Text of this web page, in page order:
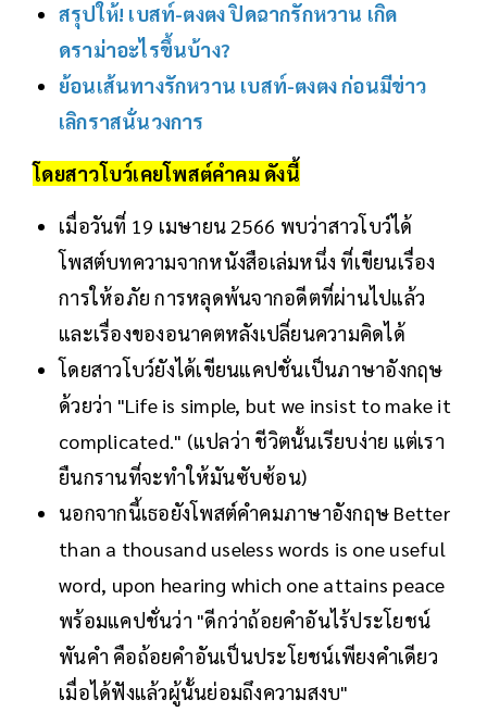
สรุปให้! เบสท์-ตงตง ปิดฉากรักหวาน เกิด
ดราม่าอะไรขึ้นบ้าง?
ย้อนเส้นทางรักหวาน เบสท์-ตงตง ก่อนมีข่าว
เลิกราสนั่นวงการ
โดยสาวโบว์เคยโพสต์คำคม ดังนี้
เมื่อวันที่ 19 เมษายน 2566 พบว่าสาวโบว์ได้
โพสต์บทความจากหนังสือเล่มหนึ่ง ที่เขียนเรื่อง
การให้อภัย การหลุดพ้นจากอดีตที่ผ่านไปแล้ว
และเรื่องของอนาคตหลังเปลี่ยนความคิดได้
โดยสาวโบว์ยังได้เขียนแคปชั่นเป็นภาษาอังกฤษ
ด้วยว่า "Life is simple, but we insist to make it
complicated." (แปลว่า ชีวิตนั้นเรียบง่าย แต่เรา
ยืนกรานที่จะทำให้มันซับซ้อน)
นอกจากนี้เธอยังโพสต์คำคมภาษาอังกฤษ Better
than a thousand useless words is one useful
word, upon hearing which one attains peace
พร้อมแคปชั่นว่า "ดีกว่าถ้อยคำอันไร้ประโยชน์
พันคำ คือถ้อยคำอันเป็นประโยชน์เพียงคำเดียว
เมื่อได้ฟังแล้วผู้นั้นย่อมถึงความสงบ"